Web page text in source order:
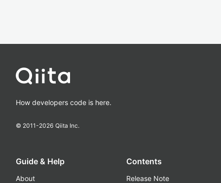
How developers code is here.
© 2011-2026 Qiita Inc.
Guide & Help
About
Contents
Release Note